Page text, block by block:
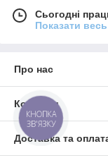
Сьогодні
Показати
Про нас
Контакти
Доставка та
КНОПКА
ЗВ'ЯЗКУ